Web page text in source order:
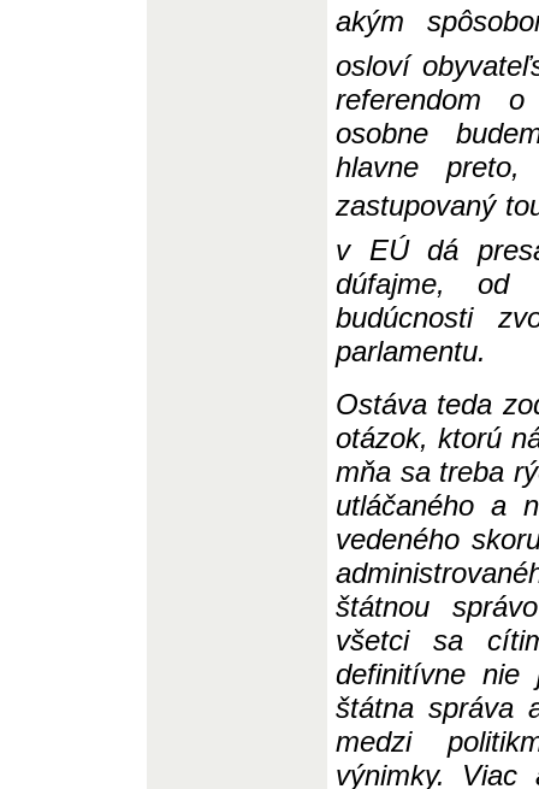
akým
osloví
referendom
osobne
hlavne
zastupovaný
v EÚ dá
dúfajme,
budúcnosti
parlamentu.
Ostáva teda
otázok, ktorú
mňa sa treba
utláčaného a
vedeného
štátnou
všetci sa
definitívne nie
štátna správa
medzi
výnimky. Viac